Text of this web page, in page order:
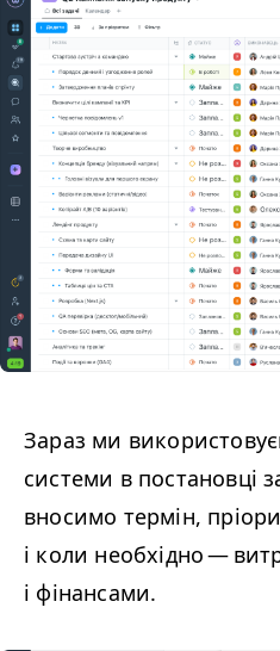
Зараз ми
системи в постановці
вносимо термін,
і коли необхідно —
і фінансами.